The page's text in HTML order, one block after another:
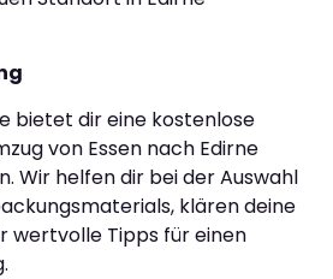
bietet dir eine kostenlose
von Essen nach Edirne
Wir helfen dir bei der Auswahl
klären deine
wertvolle Tipps für einen